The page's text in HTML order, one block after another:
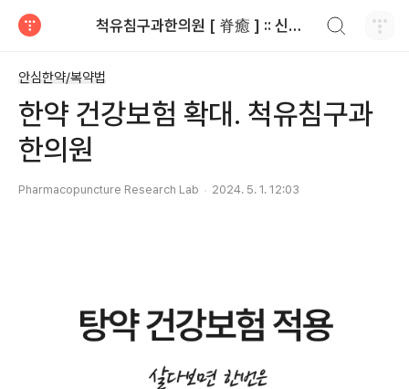
척유침구과한의원 [ 脊癒 ] :: 신민섭한의원
안심한약/복약법
한약 건강보험 확대. 척유침구과
한의원
Pharmacopuncture Research Lab 2024. 5. 1. 12:03